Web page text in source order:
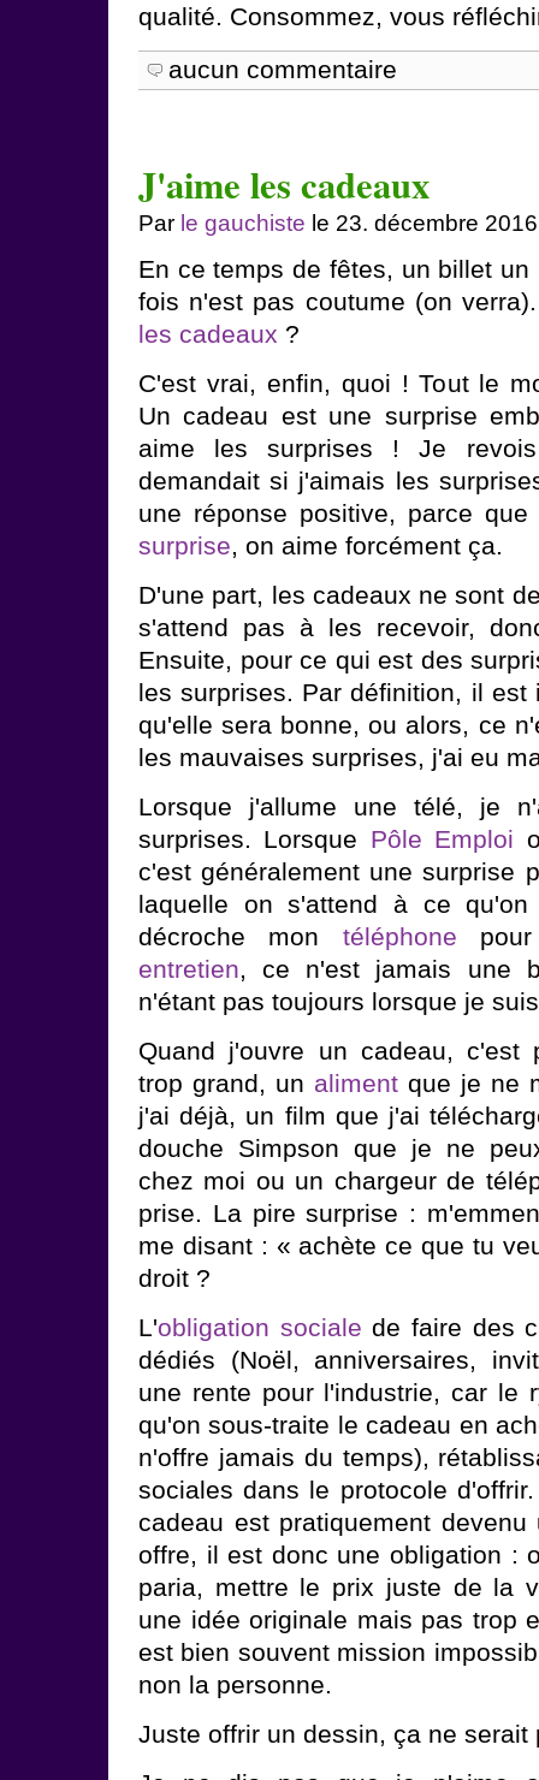
qualité. Consommez, vous
aucun commentaire
J'aime les cadeaux
Par le gauchiste le 23. décembre
En ce temps de fêtes, un billet
fois n'est pas coutume (on
les cadeaux ?
C'est vrai, enfin, quoi ! Tout le
Un cadeau est une surprise
aime les surprises ! Je
demandait si j'aimais les
une réponse positive, parce
surprise, on aime forcément ça.
D'une part, les cadeaux ne sont
s'attend pas à les recevoir,
Ensuite, pour ce qui est des
les surprises. Par définition, il est
qu'elle sera bonne, ou alors, ce
les mauvaises surprises, j'ai eu
Lorsque j'allume une télé, je
surprises. Lorsque Pôle Emploi
c'est généralement une surprise
laquelle on s'attend à ce
décroche mon téléphone
entretien, ce n'est jamais une
n'étant pas toujours lorsque je
Quand j'ouvre un cadeau, c'est
trop grand, un aliment que je ne
j'ai déjà, un film que j'ai
douche Simpson que je ne
chez moi ou un chargeur de
prise. La pire surprise :
me disant : « achète ce que tu
droit ?
L'obligation sociale de faire des
dédiés (Noël, anniversaires,
une rente pour l'industrie, car le
qu'on sous-traite le cadeau en
n'offre jamais du temps),
sociales dans le protocole
cadeau est pratiquement
offre, il est donc une obligation :
paria, mettre le prix juste de la
une idée originale mais pas trop
est bien souvent mission
non la personne.
Juste offrir un dessin, ça ne serait